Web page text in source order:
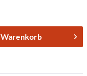
Warenkorb